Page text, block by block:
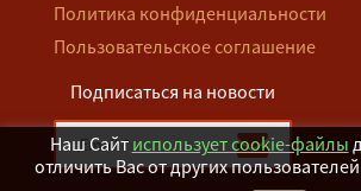
Политика конфиденциальности
Пользовательское соглашение
Подписаться на новости
Наш Сайт использует cookie-файлы
отличить Вас от других